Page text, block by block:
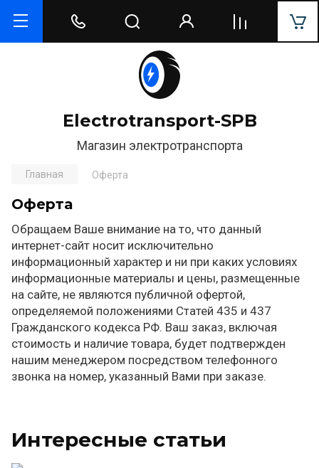
Electrotransport-SPB
Магазин электротранспорта
Главная Оферта
Оферта
Обращаем Ваше внимание на то, что данный
интернет-сайт носит исключительно
информационный характер и ни при каких условиях
информационные материалы и цены, размещенные
на сайте, не являются публичной офертой,
определяемой положениями Статей 435 и 437
Гражданского кодекса РФ. Ваш заказ, включая
стоимость и наличие товара, будет подтвержден
нашим менеджером посредством телефонного
звонка на номер, указанный Вами при заказе.
Интересные статьи